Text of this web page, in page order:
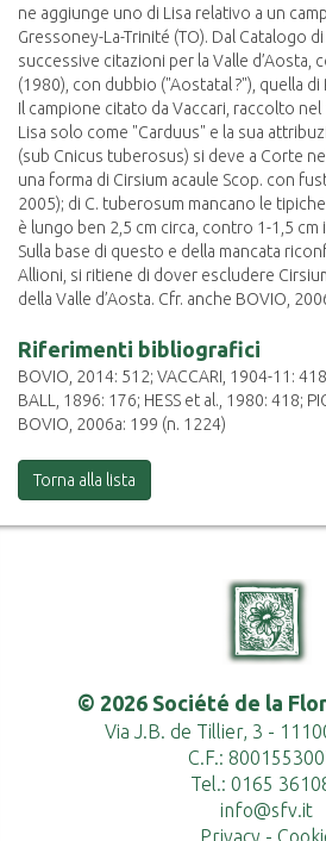
ne aggiunge uno di Lisa relativo a un
Gressoney-La-Trinité (TO). Dal Catalogo
successive citazioni per la Valle d’Aosta,
(1980), con dubbio ("Aostatal ?"), quella di
Il campione citato da Vaccari, raccolto
Lisa solo come "Carduus" e la sua
(sub Cnicus tuberosus) si deve a Corte
una forma di Cirsium acaule Scop. con
2005); di C. tuberosum mancano le
è lungo ben 2,5 cm circa, contro 1-1,5
Sulla base di questo e della mancata
Allioni, si ritiene di dover escludere
della Valle d’Aosta. Cfr. anche BOVIO,
Riferimenti bibliografici
BOVIO, 2014: 512; VACCARI, 1904-11:
BALL, 1896: 176; HESS et al., 1980: 418;
BOVIO, 2006a: 199 (n. 1224)
Torna alla lista
© 2026 Société de la
Via J.B. de Tillier, 3 -
C.F.:
Tel.: 0165
info@sfv.it
Privacy -